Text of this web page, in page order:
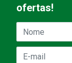
ofertas!